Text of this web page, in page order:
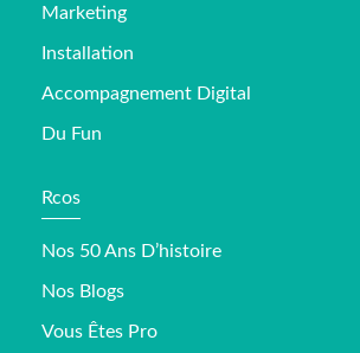
Marketing
Installation
Accompagnement Digital
Du Fun
Rcos
Nos 50 Ans D’histoire
Nos Blogs
Vous Êtes Pro